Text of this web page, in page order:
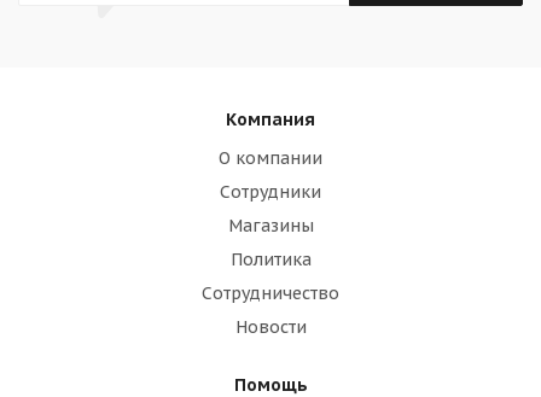
Компания
О компании
Сотрудники
Магазины
Политика
Сотрудничество
Новости
Помощь